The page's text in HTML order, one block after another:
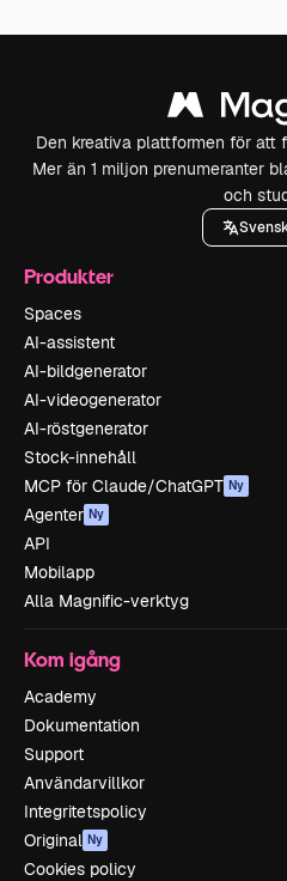
Den kreativa plattformen för att
Mer än 1 miljon prenumeranter
och
Produkter
Spaces
AI-assistent
AI-bildgenerator
AI-videogenerator
AI-röstgenerator
Stock-innehåll
MCP för Claude/ChatGPT Ny
Agenter Ny
API
Mobilapp
Alla Magnific-verktyg
Kom igång
Academy
Dokumentation
Support
Användarvillkor
Integritetspolicy
Original Ny
Cookies policy